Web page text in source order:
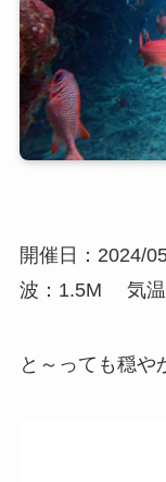
開催日：2024/
波：1.5M
気
と～っても穏や